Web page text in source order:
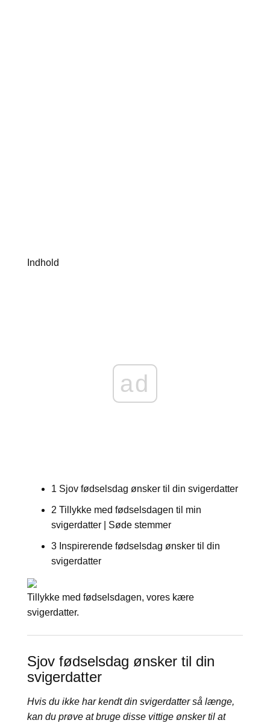
Indhold
ad
1 Sjov fødselsdag ønsker til din svigerdatter
2 Tillykke med fødselsdagen til min
svigerdatter | Søde stemmer
3 Inspirerende fødselsdag ønsker til din
svigerdatter
Tillykke med fødselsdagen, vores kære
svigerdatter.
Sjov fødselsdag ønsker til din
svigerdatter
Hvis du ikke har kendt din svigerdatter så længe, ​​
kan du prøve at bruge disse vittige ønsker til at